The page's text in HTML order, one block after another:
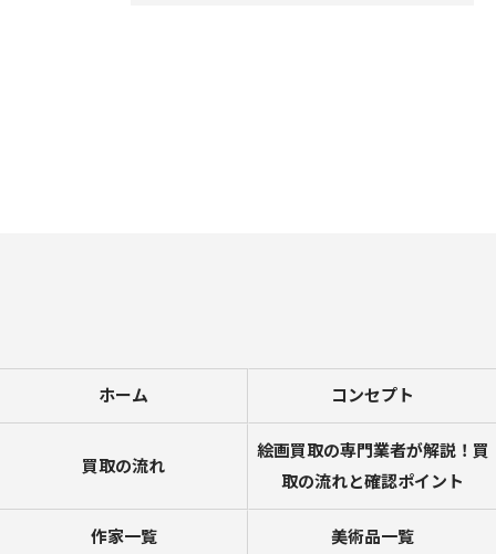
ホーム コンセプト
買取の流れ
絵画買取の専門業者が解説！買
取の流れと確認ポイント
作家一覧 美術品一覧